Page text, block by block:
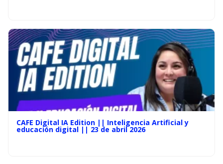
CAFE Digital IA Edition || Inteligencia Artificial y
educación digital || 23 de abril 2026